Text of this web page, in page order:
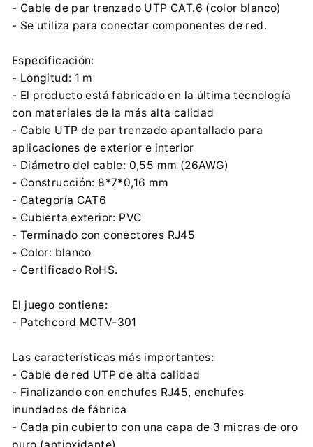
- Cable de par trenzado UTP CAT.6 (color blanco)
- Se utiliza para conectar componentes de red.
Especificación:
- Longitud: 1 m
- El producto está fabricado en la última tecnología
con materiales de la más alta calidad
- Cable UTP de par trenzado apantallado para
aplicaciones de exterior e interior
- Diámetro del cable: 0,55 mm (26AWG)
- Construcción: 8*7*0,16 mm
- Categoría CAT6
- Cubierta exterior: PVC
- Terminado con conectores RJ45
- Color: blanco
- Certificado RoHS.
El juego contiene:
- Patchcord MCTV-301
Las características más importantes:
- Cable de red UTP de alta calidad
- Finalizando con enchufes RJ45, enchufes
inundados de fábrica
- Cada pin cubierto con una capa de 3 micras de oro
puro (antioxidante)